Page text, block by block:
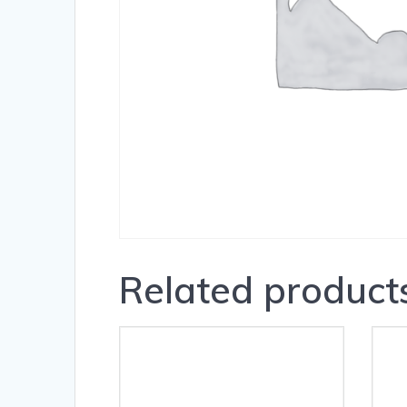
Related